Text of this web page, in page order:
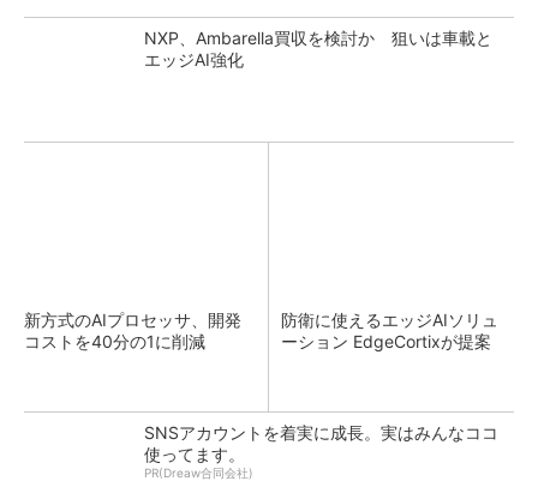
NXP、Ambarella買収を検討か 狙いは車載と
エッジAI強化
新方式のAIプロセッサ、開発
コストを40分の1に削減
防衛に使えるエッジAIソリュ
ーション EdgeCortixが提案
SNSアカウントを着実に成長。実はみんなココ
使ってます。
PR(Dreaw合同会社)